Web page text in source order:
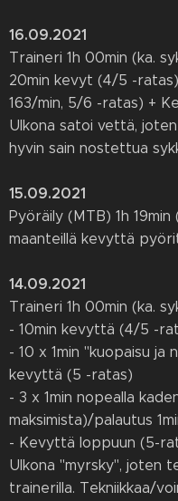
16.09.2021
Traineri 1h 00min (ka.
20min kevyt (4/5 -ratas)
163/min, 5/6 -ratas) +
Ulkona satoi vettä,
hyvin sain nostettua
15.09.2021
Pyöräily (MTB) 1h 19min
maanteillä kevyttä
14.09.2021
Traineri 1h 00min (ka.
- 10min kevyttä (4/5 -
- 10 x 1min "kuopaisu ja
kevyttä (5 -ratas)
- 3 x 1min nopealla
maksimista)/palautus
- Kevyttä loppuun (5-
Ulkona "myrsky", joten
trainerilla. Tekniikkaa/